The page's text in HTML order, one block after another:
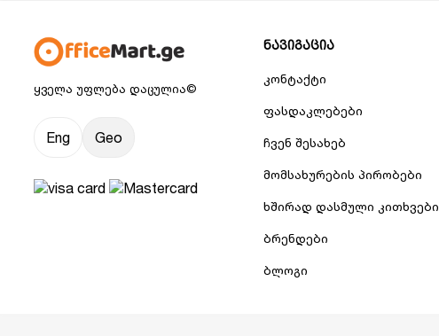
ყველა უფლება დაცულია©
Eng Geo
ნავიგაცია
კონტაქტი
ფასდაკლებები
ჩვენ შესახებ
მომსახურების პირობები
ხშირად დასმული კითხვები
ბრენდები
ბლოგი